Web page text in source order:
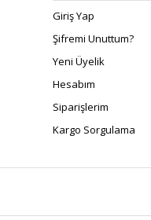
Giriş Yap
Şifremi Unuttum?
Yeni Üyelik
Hesabım
Siparişlerim
Kargo Sorgulama